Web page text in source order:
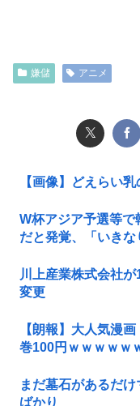
嫌儲 アニメ
【画像】どえらい
W杯アジア予選等で
だと発覚、「いき
川上産業株式会社
変更
【朗報】大人気漫
巻100円ｗｗｗｗｗ
まだ墓石があるだ
ばかり